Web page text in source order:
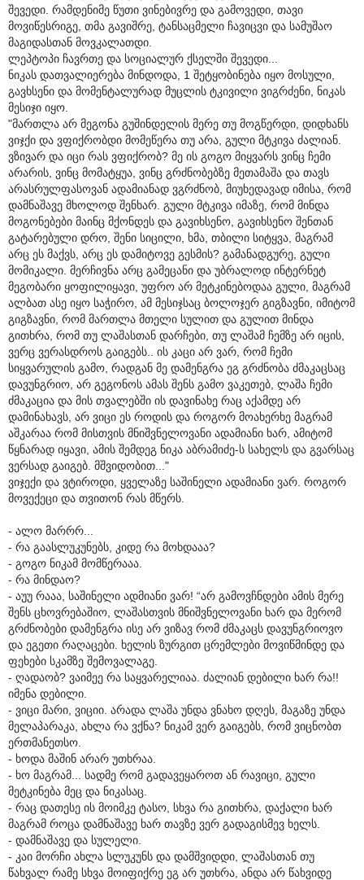
შევედი. რამდენიმე წუთი ვინებივრე და გამოვედი, თავი
მოვიწესრიგე, თმა გავიშრე, ტანსაცმელი ჩავიცვი და სამუშაო
მაგიდასთან მოვკალათდი.
ლეპტოპი ჩავრთე და სოციალურ ქსელში შევედი...
ნიკას დათვალიერება მინდოდა, 1 შეტყობინება იყო მოსული,
გავხსენი და მომენტალურად მუცლის ტკივილი ვიგრძენი, ნიკას
მესიჯი იყო.
"მართლა არ მეგონა გუშინდელის მერე თუ მოგწერდი, დიდხანს
ვიჯქი და ვფიქრობდი მომეწერა თუ არა, გული მტკივა ძალიან.
ვზივარ და იცი რას ვფიქრობ? მე ის გოგო მიყვარს ვინც ჩემი
არარის, ვინც მომატყუა, ვინც გრძნობებზე მეთამაშა და თავს
არასრულფასოვან ადამიანად ვგრძნობ, მიუხედავად იმისა, რომ
დამნაშავე მხოლოდ შენხარ. გული მტკივა იმაზე, რომ მინდა
მოგონებები მაინც მქონდეს და გავიხსენო, გავიხსენო შენთან
გატარებული დრო, შენი სიცილი, ხმა, თბილი სიტყვა, მაგრამ
არც ეს მაქვს, არც ეს დამიტოვე გესმის? გამანადგურე, გული
მომიკალი. მერჩივნა არც გამეცანი და უბრალოდ ინტერნეტ
მეგობარი ყოფილიყავი, უფრო არ მეტკინებოდაა გული, მაგრამ
ალბათ ასე იყო საჭირო, ამ მესიჯსაც ბოლოჯერ გიგზავნი, იმიტომ
გიგზავნი, რომ მართლა მთელი სულით და გულით მინდა
გითხრა, რომ თუ ლაშასთან დარჩები, თუ ლაშამ ჩემზე არ იცის,
ვერც ვერასდროს გაიგებს.. ის კაცი არ ვარ, რომ ჩემი
სიყვარულის გამო, რადგან მე დამენგრა ეგ გრძნობა ძმაკაცსაც
დავუნგრიო, არ გეგონოს ამას შენს გამო ვაკეთებ, ლაშა ჩემი
ძმაკაცია და მის თვალებში ის დავინახე რაც აქამდე არ
დამინახავს, არ ვიცი ეს როდის და როგორ მოახერხე მაგრამ
აშკარაა რომ მისთვის მნიშვნელოვანი ადამიანი ხარ, ამიტომ
წყნარად იყავი, ამის შემდეგ ნიკა აბრამიძე-ს სახელს და გვარსაც
ვერსად გაიგებ. მშვიდობით..."
ვიჯექი და ვტიროდი, ყველაზე საშინელი ადამიანი ვარ. როგორ
მოვექეცი და თვითონ რას მწერს.
- ალო მარრრ...
- რა გაასლუკუნებს, კიდე რა მოხდააა?
- გოგო ნიკამ მომწერააა.
- რა მინდაო?
- აუუ რააა, საშინელი ადმიანი ვარ! “არ გამოვჩნდები ამის მერე
შენს ცხოვრებაშიო, ლაშასთვის მნიშვნელოვანი ხარ და მერომ
გრძნობები დამენგრა ისე არ ვიზავ რომ ძმაკაცს დავუნგრიოვო
და ეგეთი რაღაცები. ხელის ზურგით ცრემლები მოვიწმინდე და
ფეხები სკამზე შემოვალაგე.
- ღადაობ? ვაიმეე რა საყვარელიაა. ძალიან დებილი ხარ რა!!
იმენა დებილი.
- ვიცი მარი, ვიციი. არადა ლაშა უნდა ვნახო დღეს, მაგაზე უნდა
მელაპარაკა, ახლა რა ვქნა? ნიკამ ვერ გაიგებს, რომ ვიცნობთ
ერთმანეთსო.
- ხოდა მაშინ არარ უთხრაა.
- ხო მაგრამ... სადმე რომ გადავეყაროთ ან რავიცი, გული
მეტკინება მეც და ნიკასაც.
- რაც დათესე ის მოიმკე ტასო, სხვა რა გითხრა, დაქალი ხარ
მაგრამ როცა დამნაშავე ხარ თავზე ვერ გადაგისმევ ხელს.
- დამნაშავე და სულელი.
- კაი მორჩი ახლა სლუკუნს და დამშვიდდი, ლაშასთან თუ
წახვალ რამე სხვა მოიფიქრე ეგ არ უთხრა, ანდა არ წახვიდე